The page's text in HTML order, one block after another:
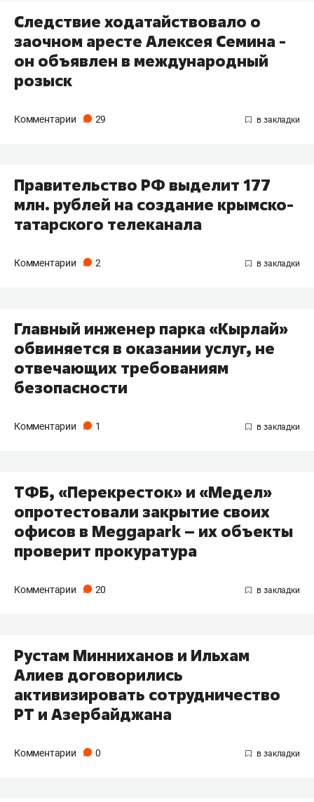
Следствие ходатайствовало о
заочном аресте Алексея Семина -
он объявлен в международный
розыск
Комментарии 29
Правительство РФ выделит 177
млн. рублей на создание крымско-
татарского телеканала
Комментарии 2
Главный инженер парка «Кырлай»
обвиняется в оказании услуг, не
отвечающих требованиям
безопасности
Комментарии 1
ТФБ, «Перекресток» и «Медел»
опротестовали закрытие своих
офисов в Meggapark – их объекты
проверит прокуратура
Комментарии 20
Рустам Минниханов и Ильхам
Алиев договорились
активизировать сотрудничество
РТ и Азербайджана
Комментарии 0